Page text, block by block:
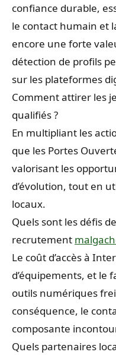
confiance durable,
le contact humain et
encore une forte
détection de profils
sur les plateformes
Comment attirer les
qualifiés ?
En multipliant les
que les Portes
valorisant les
d’évolution, tout en
locaux.
Quels sont les défis
recrutement
Le coût d’accès à
d’équipements, et le
outils numériques
conséquence, le
composante
Quels partenaires